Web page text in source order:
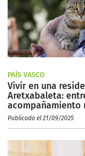
PAÍS VASCO
Vivir en una
Aretxabaleta:
acompañamiento
Publicado el 21/09/2025